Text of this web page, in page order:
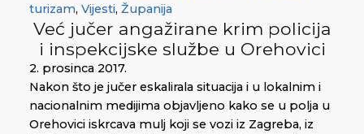
turizam, Vijesti, Županija
Već jučer angažirane krim policija
i inspekcijske službe u Orehovici
2. prosinca 2017.
Nakon što je jučer eskalirala situacija i u lokalnim i
nacionalnim medijima objavljeno kako se u polja u
Orehovici iskrcava mulj koji se vozi iz Zagreba, iz